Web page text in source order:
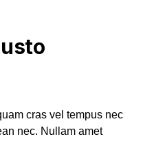
cras vel tempus nec
nec. Nullam amet